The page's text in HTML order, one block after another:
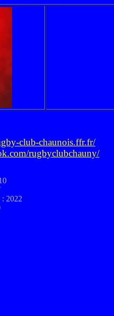
club-chaunois.ffr.fr/
rugbyclubchauny/
: 2022